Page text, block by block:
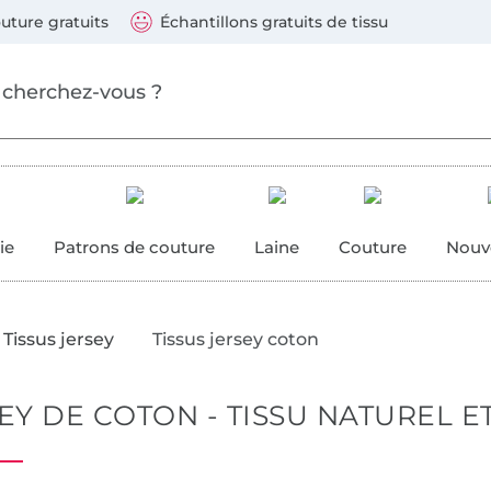
gratuits Échantillons gratuits de tissu
Patrons de couture Laine Couture
Tissus jersey Tissus jersey coton
DE COTON - TISSU NATUREL
suivants : Visa, Mastercard, Carte bleue, PayPal,